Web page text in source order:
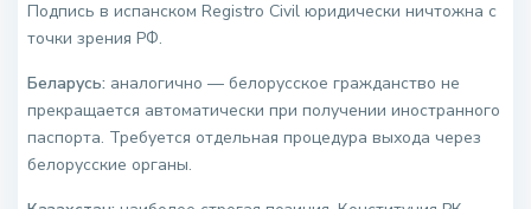
Подпись в испанском Registro Civil юридически ничтожна с
точки зрения РФ.
Беларусь: аналогично — белорусское гражданство не
прекращается автоматически при получении иностранного
паспорта. Требуется отдельная процедура выхода через
белорусские органы.